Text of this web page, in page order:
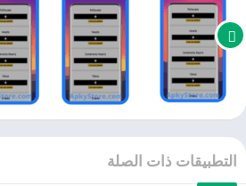
التطبيقات ذات الصلة